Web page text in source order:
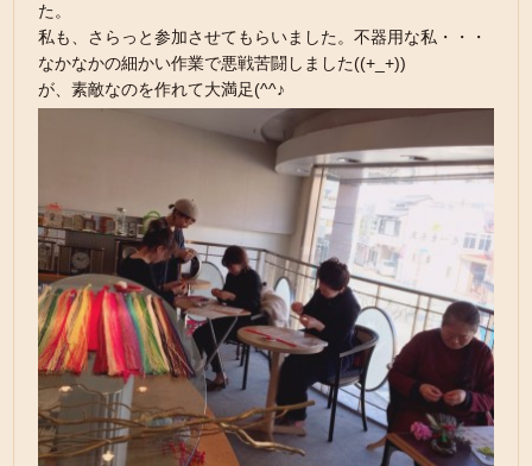
た。
私も、さらっと参加させてもらいました。不器用な私・・・
なかなかの細かい作業で悪戦苦闘しました((+_+))
が、素敵なのを作れて大満足(^^♪